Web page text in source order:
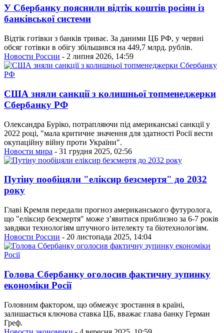
У Сбербанку пояснили відтік коштів росіян із
банківської системи
Відтік готівки з банків триває. За даними ЦБ РФ, у червні
обсяг готівки в обігу збільшився на 449,7 млрд. рублів.
Новости России - 2 липня 2026, 14:59
США зняли санкції з колишньої топменеджерки
Сбербанку РФ
Олександра Буріко, потрапляючи під американські санкції у
2022 році, "мала критичне значення для здатності Росії вести
окупаційну війну проти України".
Новости мира - 31 грудня 2025, 02:56
Путіну пообіцяли "еліксир безсмертя" до 2032
року
Главі Кремля передали прогноз американського футуролога,
що "еліксир безсмертя" може з’явитися приблизно за 6-7 років
завдяки технологіям штучного інтелекту та біотехнологіям.
Новости России - 20 листопада 2025, 14:04
Голова Сбербанку оголосив фактичну зупинку
економіки Росії
Головним фактором, що обмежує зростання в країні,
залишається ключова ставка ЦБ, вважає глава банку Герман
Греф.